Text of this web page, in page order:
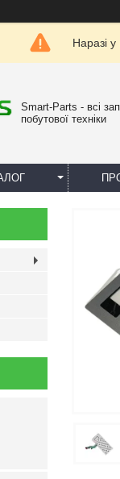
Наразі
Smart-Parts - всі
побутової техніки